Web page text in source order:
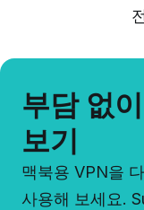
부담 없
보기
맥북용 VPN을
사용해 보세요.